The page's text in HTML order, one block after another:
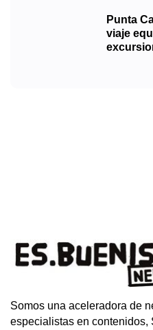
Punta
viaje
Somos una aceleradora de
especialistas en contenidos,